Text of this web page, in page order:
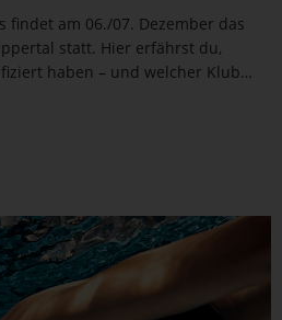
findet am 06./07. Dezember das
statt. Hier erfährst du,
haben – und welcher Klub